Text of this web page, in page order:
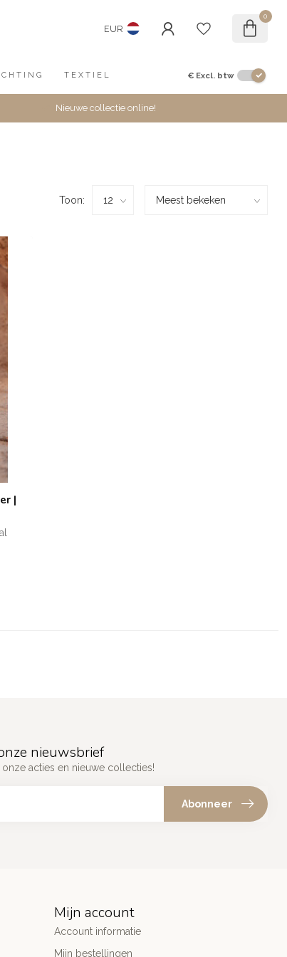
EUR
0
TEXTIEL € Excl. btw
Nieuwe collectie online!
Toon:
|
nieuwsbrief
acties en nieuwe collecties!
Abonneer
Mijn account
Account informatie
Mijn bestellingen